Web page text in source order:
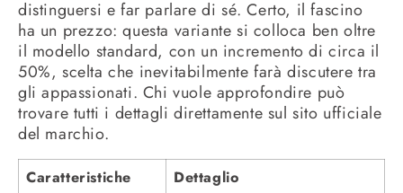
distinguersi e far parlare di sé. Certo, il fascino
ha un prezzo: questa variante si colloca ben oltre
il modello standard, con un incremento di circa il
50%, scelta che inevitabilmente farà discutere tra
gli appassionati. Chi vuole approfondire può
trovare tutti i dettagli direttamente sul sito ufficiale
del marchio.
Caratteristiche
Dettaglio